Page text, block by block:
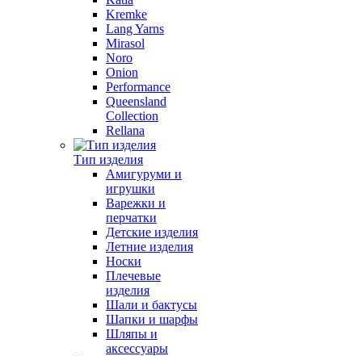
Kremke
Lang Yarns
Mirasol
Noro
Onion
Performance
Queensland
Collection
Rellana
Тип изделия
Амигуруми и
игрушки
Варежки и
перчатки
Детские изделия
Летние изделия
Носки
Плечевые
изделия
Шали и бактусы
Шапки и шарфы
Шляпы и
аксессуары